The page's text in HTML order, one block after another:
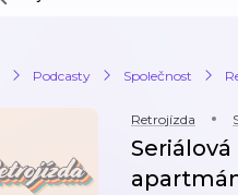
Podcasty Společnost
Retrojízda